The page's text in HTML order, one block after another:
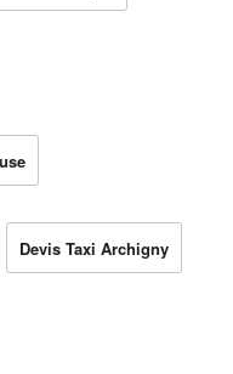
Devis Taxi Archigny